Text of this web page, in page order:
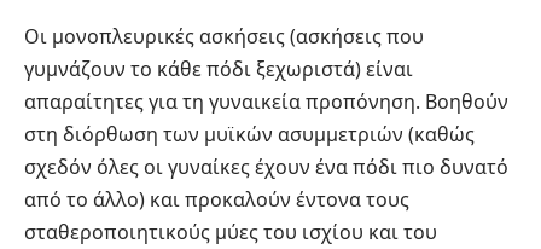
Οι μονοπλευρικές ασκήσεις (ασκήσεις που
γυμνάζουν το κάθε πόδι ξεχωριστά) είναι
απαραίτητες για τη γυναικεία προπόνηση. Βοηθούν
στη διόρθωση των μυϊκών ασυμμετριών (καθώς
σχεδόν όλες οι γυναίκες έχουν ένα πόδι πιο δυνατό
από το άλλο) και προκαλούν έντονα τους
σταθεροποιητικούς μύες του ισχίου και του